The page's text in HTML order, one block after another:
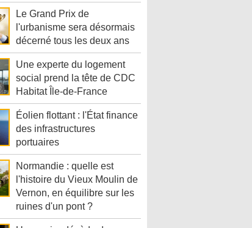
Le Grand Prix de
l'urbanisme sera désormais
décerné tous les deux ans
Une experte du logement
social prend la tête de CDC
Habitat Île-de-France
Éolien flottant : l'État finance
des infrastructures
portuaires
Normandie : quelle est
l'histoire du Vieux Moulin de
Vernon, en équilibre sur les
ruines d'un pont ?